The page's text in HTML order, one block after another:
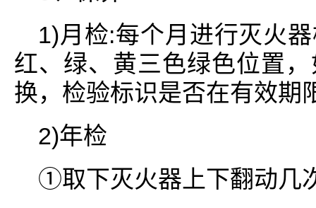
1)月检:每个月进行灭火
红、绿、黄三色绿色位置
换，检验标识是否在有效期
2)年检
①取下灭火器上下翻动几